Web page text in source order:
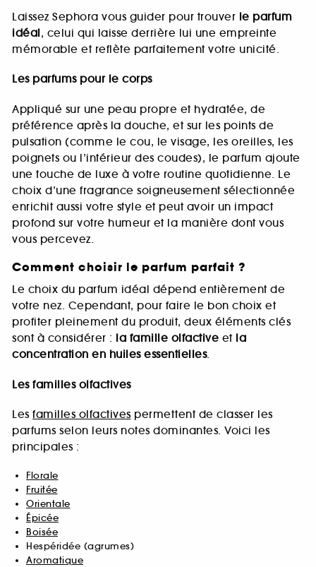
Laissez Sephora vous guider pour trouver le parfum
idéal, celui qui laisse derrière lui une empreinte
mémorable et reflète parfaitement votre unicité.
Les parfums pour le corps
Appliqué sur une peau propre et hydratée, de
préférence après la douche, et sur les points de
pulsation (comme le cou, le visage, les oreilles, les
poignets ou l’intérieur des coudes), le parfum ajoute
une touche de luxe à votre routine quotidienne. Le
choix d’une fragrance soigneusement sélectionnée
enrichit aussi votre style et peut avoir un impact
profond sur votre humeur et la manière dont vous
vous percevez.
Comment choisir le parfum parfait ?
Le choix du parfum idéal dépend entièrement de
votre nez. Cependant, pour faire le bon choix et
profiter pleinement du produit, deux éléments clés
sont à considérer : la famille olfactive et la
concentration en huiles essentielles.
Les familles olfactives
Les familles olfactives permettent de classer les
parfums selon leurs notes dominantes. Voici les
principales :
Florale
Fruitée
Orientale
Épicée
Boisée
Hespéridée (agrumes)
Aromatique